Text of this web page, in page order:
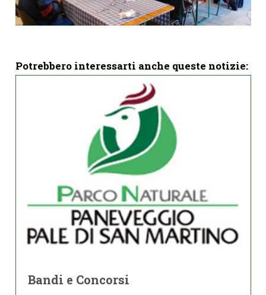
Potrebbero interessarti anche queste notizie:
Bandi e Concorsi